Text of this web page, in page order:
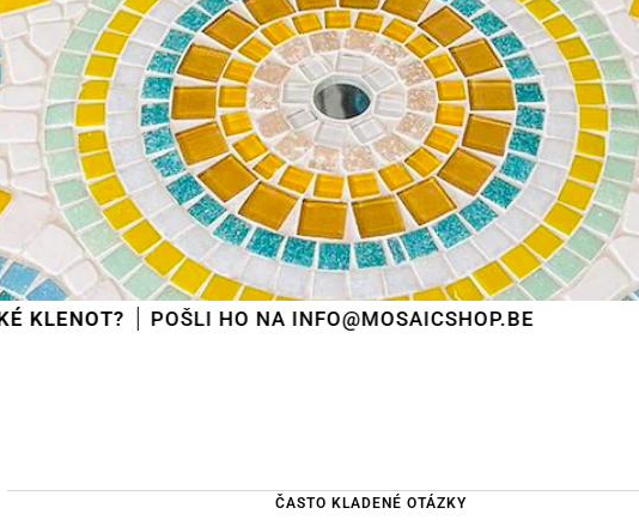
POŠLI HO NA INFO@MOSAICSHOP.BE
ČASTO KLADENÉ OTÁZKY
příjemné léto a těšíme se, že vás po dovolené opět
obsloužíme!
Tým Mosaicshop🌞